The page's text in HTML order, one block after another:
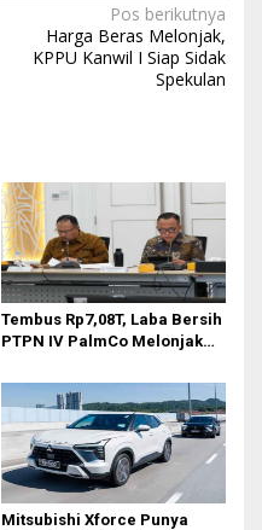
Pos berikutnya
Harga Beras Melonjak,
KPPU Kanwil I Siap Sidak
Spekulan
Tembus Rp7,08T, Laba Bersih
PTPN IV PalmCo Melonjak
Ditopang Produksi dan
Efisiensi
Mitsubishi Xforce Punya